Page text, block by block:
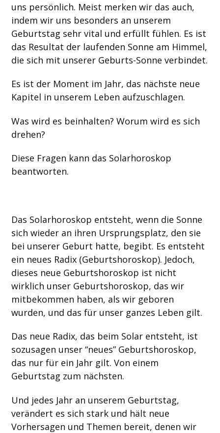
uns persönlich. Meist merken wir das auch,
indem wir uns besonders an unserem
Geburtstag sehr vital und erfüllt fühlen. Es ist
das Resultat der laufenden Sonne am Himmel,
die sich mit unserer Geburts-Sonne verbindet.
Es ist der Moment im Jahr, das nächste neue
Kapitel in unserem Leben aufzuschlagen.
Was wird es beinhalten? Worum wird es sich
drehen?
Diese Fragen kann das Solarhoroskop
beantworten.
Das Solarhoroskop entsteht, wenn die Sonne
sich wieder an ihren Ursprungsplatz, den sie
bei unserer Geburt hatte, begibt. Es entsteht
ein neues Radix (Geburtshoroskop). Jedoch,
dieses neue Geburtshoroskop ist nicht
wirklich unser Geburtshoroskop, das wir
mitbekommen haben, als wir geboren
wurden, und das für unser ganzes Leben gilt.
Das neue Radix, das beim Solar entsteht, ist
sozusagen unser “neues” Geburtshoroskop,
das nur für ein Jahr gilt. Von einem
Geburtstag zum nächsten.
Und jedes Jahr an unserem Geburtstag,
verändert es sich stark und hält neue
Vorhersagen und Themen bereit, denen wir